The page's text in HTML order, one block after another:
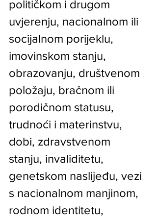
političkom i drugom
uvjerenju, nacionalnom ili
socijalnom porijeklu,
imovinskom stanju,
obrazovanju, društvenom
položaju, bračnom ili
porodičnom statusu,
trudnoći i materinstvu,
dobi, zdravstvenom
stanju, invaliditetu,
genetskom naslijeđu, vezi
s nacionalnom manjinom,
rodnom identitetu,